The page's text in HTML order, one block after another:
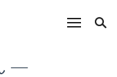
―